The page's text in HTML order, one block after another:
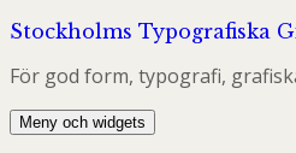
Hoppa
innehåll
Stockholms Typografiska
För god form, typografi,
Meny och widgets